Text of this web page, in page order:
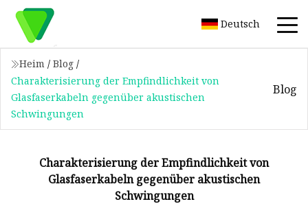
Deutsch
Heim / Blog /
Charakterisierung der Empfindlichkeit von
Glasfaserkabeln gegenüber akustischen
Schwingungen
Blog
Charakterisierung der Empfindlichkeit von
Glasfaserkabeln gegenüber akustischen
Schwingungen